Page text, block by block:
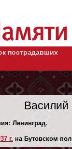
пострадавших
Василий
Ленинград.
г. на Бутовском